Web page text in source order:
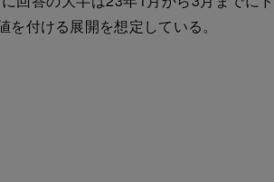
を付ける展開を想定している。